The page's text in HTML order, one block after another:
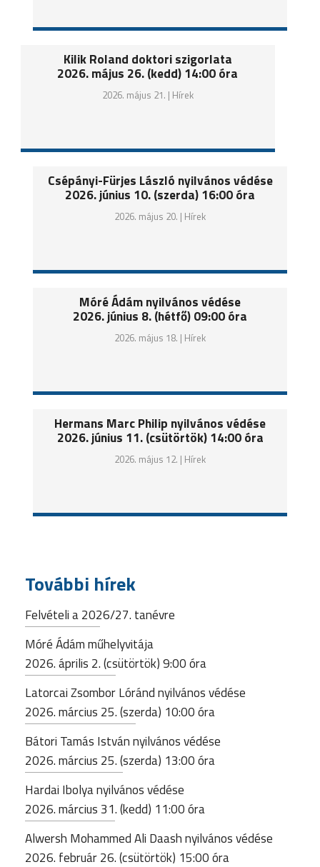
Kilik Roland doktori szigorlata
2026. május 26. (kedd) 14:00 óra
2026. május 21. | Hírek
Csépányi-Fürjes László nyilvános védése
2026. június 10. (szerda) 16:00 óra
2026. május 20. | Hírek
Móré Ádám nyilvános védése
2026. június 8. (hétfő) 09:00 óra
2026. május 18. | Hírek
Hermans Marc Philip nyilvános védése
2026. június 11. (csütörtök) 14:00 óra
2026. május 12. | Hírek
További hírek
Felvételi a 2026/27. tanévre
Móré Ádám műhelyvitája
2026. április 2. (csütörtök) 9:00 óra
Latorcai Zsombor Lóránd nyilvános védése
2026. március 25. (szerda) 10:00 óra
Bátori Tamás István nyilvános védése
2026. március 25. (szerda) 13:00 óra
Hardai Ibolya nyilvános védése
2026. március 31. (kedd) 11:00 óra
Alwersh Mohammed Ali Daash nyilvános védése
2026. február 26. (csütörtök) 15:00 óra